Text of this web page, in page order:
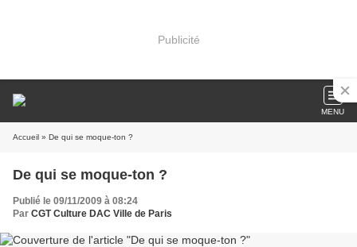
Publicité
MENU
Accueil » De qui se moque-ton ?
De qui se moque-ton ?
Publié le 09/11/2009 à 08:24
Par CGT Culture DAC Ville de Paris